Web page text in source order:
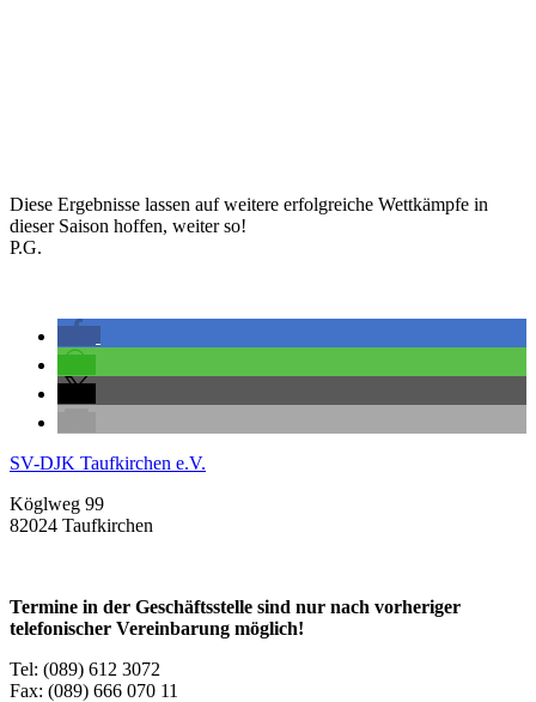
Diese Ergebnisse lassen auf weitere erfolgreiche Wettkämpfe in
dieser Saison hoffen, weiter so!
P.G.
SV-DJK Taufkirchen e.V.
Köglweg 99
82024 Taufkirchen
Termine in der Geschäftsstelle sind nur nach vorheriger
telefonischer Vereinbarung möglich!
Tel: (089) 612 3072
Fax: (089) 666 070 11